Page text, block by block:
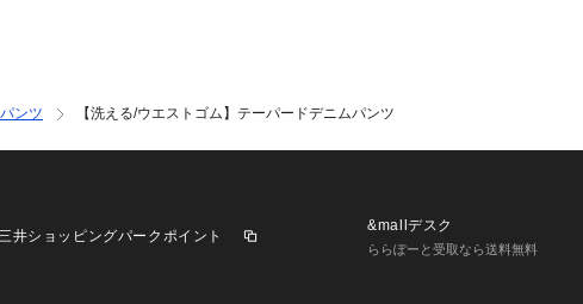
伸縮性：ややあり
洗濯方法：洗濯機洗い可
ンツ 【洗える/ウエストゴム】テーパードデニムパンツ
井ショッピングパークポイント
&mallデスク
ららぽーと受取なら送料無料